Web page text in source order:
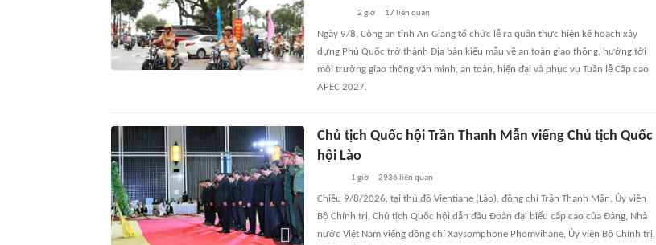
2 giờ 17liên quan
Ngày 9/8, Công an tỉnh An Giang tổ chức lễ ra quân thực hiện kế hoạch xây
dựng Phú Quốc trở thành Địa bàn kiểu mẫu về an toàn giao thông, hướng tới
môi trường giao thông văn minh, an toàn, hiện đại và phục vụ Tuần lễ Cấp cao
APEC 2027.
Chủ tịch Quốc hội Trần Thanh Mẫn viếng Chủ tịch Quốc
hội Lào
1 giờ 2936 liên quan
Chiều 9/8/2026, tại thủ đô Vientiane (Lào), đồng chí Trần Thanh Mẫn, Ủy viên
Bộ Chính trị, Chủ tịch Quốc hội dẫn đầu Đoàn đại biểu cấp cao của Đảng, Nhà
nước Việt Nam viếng đồng chí Xaysomphone Phomvihane, Ủy viên Bộ Chính trị,